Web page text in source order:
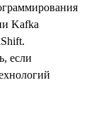
Kafka
если